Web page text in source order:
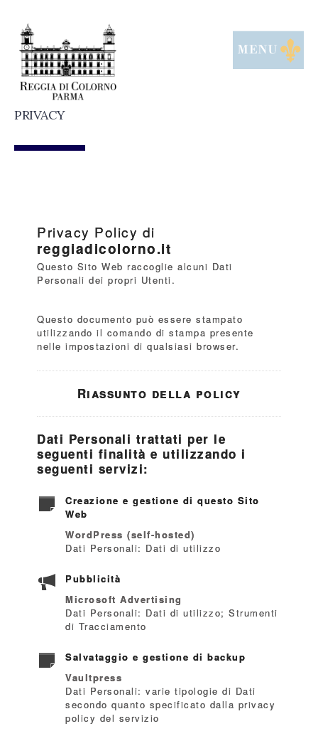
content
PRIVACY
Privacy Policy di
reggiadicolorno.it
Questo Sito Web raccoglie alcuni Dati
Personali dei propri Utenti.
Questo documento può essere stampato
utilizzando il comando di stampa presente
nelle impostazioni di qualsiasi browser.
Riassunto della policy
Dati Personali trattati per le
seguenti finalità e utilizzando i
seguenti servizi:
Creazione e gestione di questo Sito
Web
WordPress (self-hosted)
Dati Personali: Dati di utilizzo
Pubblicità
Microsoft Advertising
Dati Personali: Dati di utilizzo; Strumenti
di Tracciamento
Salvataggio e gestione di backup
Vaultpress
Dati Personali: varie tipologie di Dati
secondo quanto specificato dalla privacy
policy del servizio